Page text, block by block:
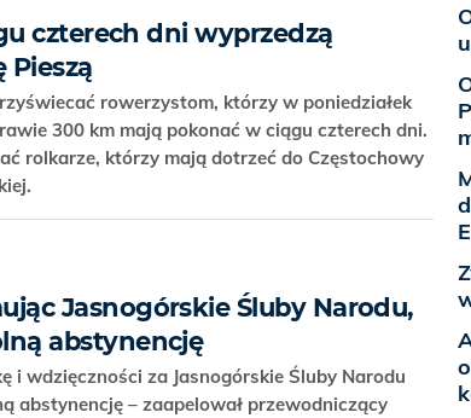
czterech dni wyprzedzą
Pieszą
rowerzystom, którzy w poniedziałek
300 km mają pokonać w ciągu czterech dni.
rolkarze, którzy mają dotrzeć do Częstochowy
Jasnogórskie Śluby Narodu,
abstynencję
i wdzięczności za Jasnogórskie Śluby Narodu
abstynencję – zaapelował przewodniczący